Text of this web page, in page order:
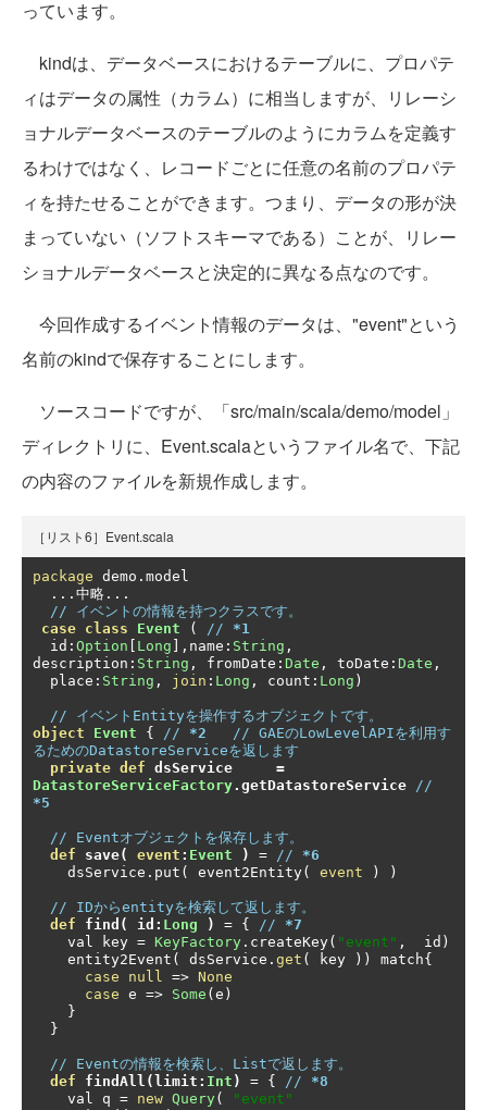
っています。
kindは、データベースにおけるテーブルに、プロパテ
ィはデータの属性（カラム）に相当しますが、リレーシ
ョナルデータベースのテーブルのようにカラムを定義す
るわけではなく、レコードごとに任意の名前のプロパテ
ィを持たせることができます。つまり、データの形が決
まっていない（ソフトスキーマである）ことが、リレー
ショナルデータベースと決定的に異なる点なのです。
今回作成するイベント情報のデータは、"event"という
名前のkindで保存することにします。
ソースコードですが、「src/main/scala/demo/model」
ディレクトリに、Event.scalaというファイル名で、下記
の内容のファイルを新規作成します。
［リスト6］Event.scala
package demo . model
...中略...
// イベントの情報を持つクラスです。
case class Event ( // *1
  id
: Option Long ], name : String ,
description : String , fromDate : Date , toDate : Date ,
  place
: String , join : Long , count : Long )
// イベントEntityを操作するオブジェクトです。
object
Event { // *2
  // GAEのLowLevelAPIを利用す
るためのDatastoreServiceを返します
private def dsService =
DatastoreServiceFactory. getDatastoreService
*5
// Eventオブジェクトを保存します。
def save( event : Event ) = // *6
    dsService
. put ( event2Entity( event ) )
// IDからentityを検索して返します。
def find ( id : Long ) = { // *7
    val key
= KeyFactory . createKey( "event" ,
  id
)
    entity2Event
( dsService . get ( key )) match{
case
null => None
case e => Some ( e )
}
}
// Eventの情報を検索し、Listで返します。
def findAll ( limit : Int ) = { // *8
    val q
= new Query(
"event"